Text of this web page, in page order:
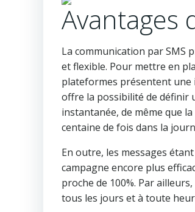
Avantages
La communication par SMS
et flexible. Pour mettre en
plateformes présentent une
offre la possibilité de définir
instantanée, de même que
centaine de fois dans la
En outre, les messages
campagne encore plus
proche de 100%. Par ailleurs,
tous les jours et à toute